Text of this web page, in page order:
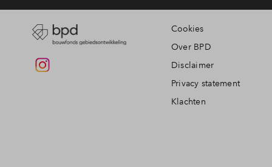
Cookies
Over BPD
Disclaimer
Privacy statement
Klachten